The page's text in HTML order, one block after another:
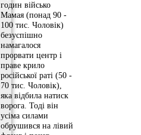
годин військо
Мамая (понад 90 -
100 тис. Чоловік)
безуспішно
намагалося
прорвати центр і
праве крило
російської раті (50 -
70 тис. Чоловік),
яка відбила натиск
ворога. Тоді він
усіма силами
обрушився на лівий